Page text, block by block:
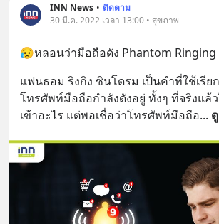
INN News • ติดตาม
30 มี.ค. 2022 เวลา 13:00 • สุขภาพ
😥หลอนว่ามือถือดัง Phantom Ringing
แฟนธอม ริงกิง ซินโดรม เป็นคำที่ใช้เรีย
โทรศัพท์มือถือกำลังดังอยู่ ทั้งๆ ที่จริงแล้
เข้าอะไร แต่พอเชื่อว่าโทรศัพท์มือถือ...